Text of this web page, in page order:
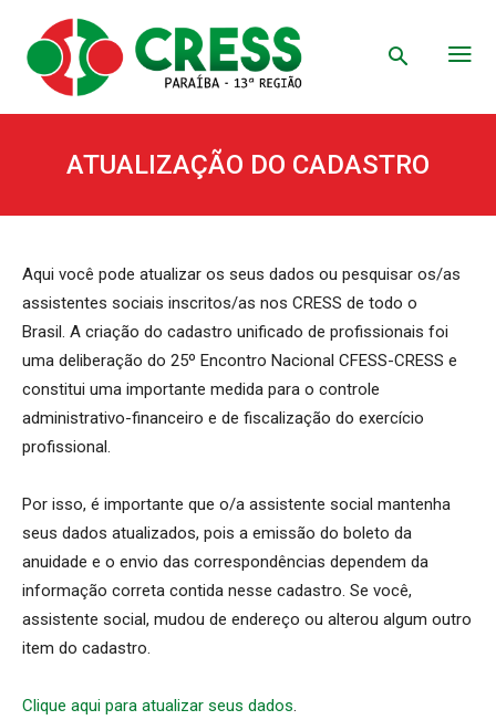
ATUALIZAÇÃO DO CADASTRO
Aqui você pode atualizar os seus dados ou pesquisar os/as
assistentes sociais inscritos/as nos CRESS de todo o
Brasil. A criação do cadastro unificado de profissionais foi
uma deliberação do 25º Encontro Nacional CFESS-CRESS e
constitui uma importante medida para o controle
administrativo-financeiro e de fiscalização do exercício
profissional.
Por isso, é importante que o/a assistente social mantenha
seus dados atualizados, pois a emissão do boleto da
anuidade e o envio das correspondências dependem da
informação correta contida nesse cadastro. Se você,
assistente social, mudou de endereço ou alterou algum outro
item do cadastro.
Clique aqui para atualizar seus dados.